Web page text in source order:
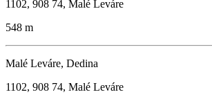
1102, 908 74, Malé Leváre
548 m
Malé Leváre, Dedina
1102, 908 74, Malé Leváre